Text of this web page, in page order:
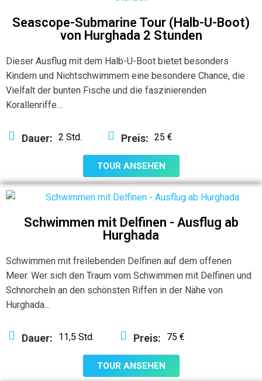
Seascope-Submarine Tour (Halb-U-Boot)
von Hurghada 2 Stunden
Dieser Ausflug mit dem Halb-U-Boot bietet besonders
Kindern und Nichtschwimmern eine besondere Chance, die
Vielfalt der bunten Fische und die faszinierenden
Korallenriffe…
Dauer: 2 Std. Preis: 25 €
TOUR ANSEHEN
Schwimmen mit Delfinen - Ausflug ab
Hurghada
Schwimmen mit freilebenden Delfinen auf dem offenen
Meer. Wer sich den Traum vom Schwimmen mit Delfinen und
Schnorcheln an den schönsten Riffen in der Nähe von
Hurghada…
Dauer: 11,5 Std. Preis: 75 €
TOUR ANSEHEN